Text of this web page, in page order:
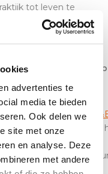
advertenties te
media te bieden
Ook delen we
site met onze
en analyse. Deze
met andere
tot leven te
Direct
Gebruik de
check
of vraag
aan een